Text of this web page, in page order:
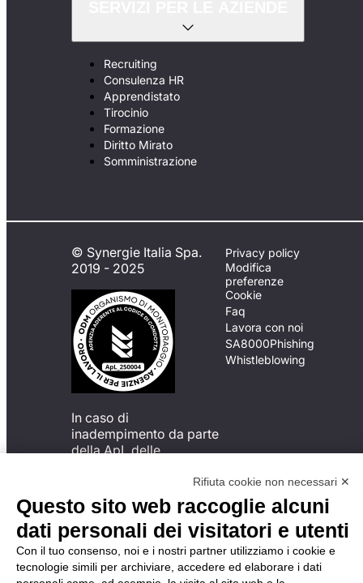
Recruiting
Consulenza HR
Apprendistato
Tirocinio
Formazione
Diritto Mirato
Somministrazione
© Synergie Italia Spa.
2019 - 2025
In caso di
inadempimento da parte
della ApL delle
del Codice di Condotta, è
possibile presentare un
reclamo
all’Organismo di
Monitoraggio utilizzando
una delle modalità
descritte al seguente
Privacy policy
Modifica
preferenze
Cookie
Faq
Lavora con noi
SA8000Phishing
Whistleblowing
Rifiuta cookie non necessari ✕
Questo sito web raccoglie alcuni
dati personali dei visitatori e utenti
Con il tuo consenso, noi e i nostri partner utilizziamo i cookie e
tecnologie simili per archiviare, accedere ed elaborare i dati